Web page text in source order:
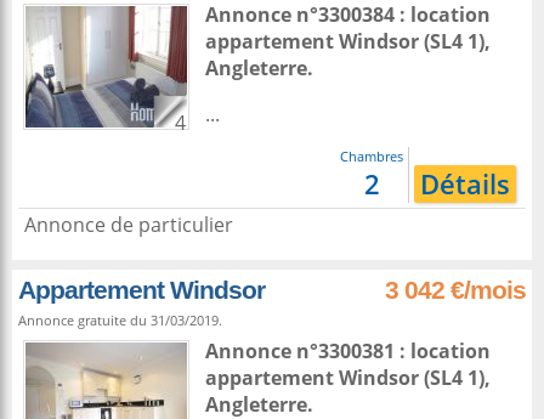
4
Annonce n°3300384 : location
appartementWindsor(SL4 1),
Angleterre.
...
Chambres
2 Détails
Annonce de particulier
Appartement Windsor 3 042 €/mois
Annonce gratuite du 31/03/2019.
Annonce n°3300381 : location
appartementWindsor(SL4 1),
Angleterre.